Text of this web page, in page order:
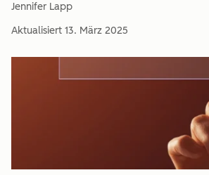
Jennifer Lapp
Aktualisiert 13. März 2025